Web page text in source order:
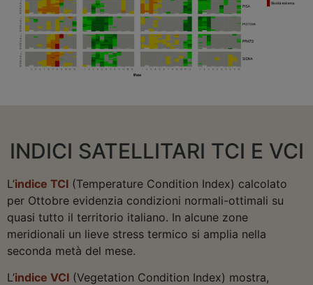
INDICI SATELLITARI TCI E VCI
L’indice TCI (Temperature Condition Index) calcolato
per Ottobre evidenzia condizioni normali-ottimali su
quasi tutto il territorio italiano. In alcune zone
meridionali un lieve stress termico si amplia nella
seconda metà del mese.
L’indice VCI (Vegetation Condition Index) mostra,